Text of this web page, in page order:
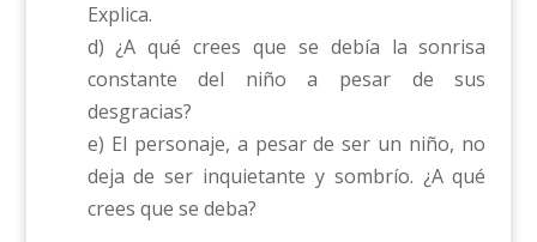
Explica.
d) ¿A qué crees que se debía la sonrisa
constante del niño a pesar de sus
desgracias?
e) El personaje, a pesar de ser un niño, no
deja de ser inquietante y sombrío. ¿A qué
crees que se deba?